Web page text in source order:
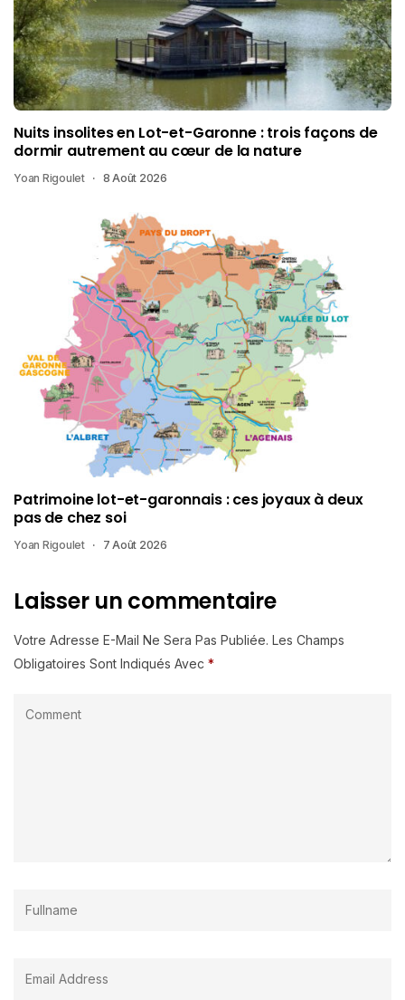
Nuits insolites en Lot-et-Garonne : trois façons de
dormir autrement au cœur de la nature
Yoan Rigoulet 8 Août 2026
Patrimoine lot-et-garonnais : ces joyaux à deux
pas de chez soi
Yoan Rigoulet 7 Août 2026
Laisser un commentaire
Votre Adresse E-Mail Ne Sera Pas Publiée. Les Champs
Obligatoires Sont Indiqués Avec *